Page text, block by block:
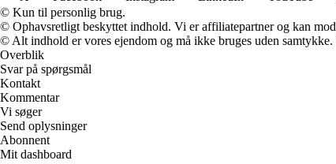
© Kun til personlig brug.
© Ophavsretligt beskyttet indhold. Vi er affiliatepartner og kan
© Alt indhold er vores ejendom og må ikke bruges uden
Overblik
Svar på spørgsmål
Kontakt
Kommentar
Vi søger
Send oplysninger
Abonnent
Mit dashboard